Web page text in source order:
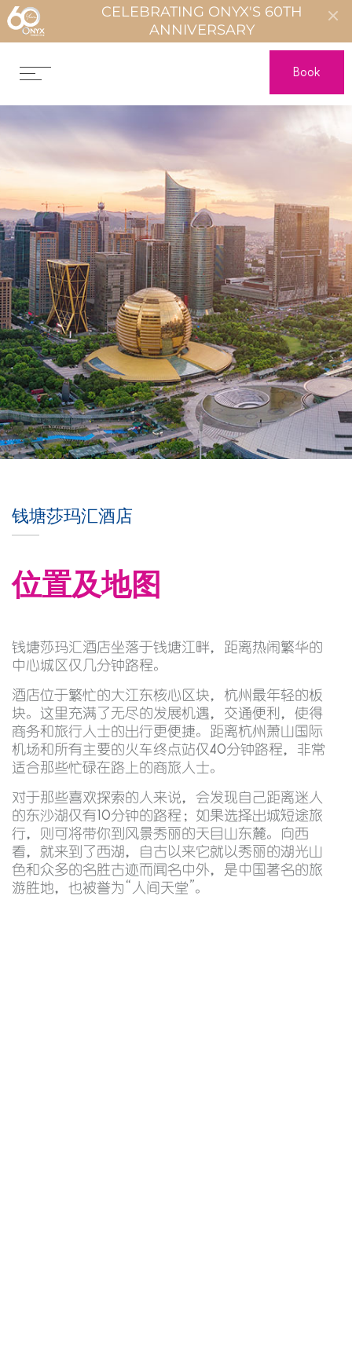
CELEBRATING ONYX'S 60TH
ANNIVERSARY
Book
钱塘莎玛汇酒店
位置及地图
钱塘莎玛汇酒店坐落于钱塘江畔，距离热闹繁华的
中心城区仅几分钟路程。
酒店位于繁忙的大江东核心区块，杭州最年轻的板
块。这里充满了无尽的发展机遇，交通便利，使得
商务和旅行人士的出行更便捷。距离杭州萧山国际
机场和所有主要的火车终点站仅40分钟路程，非常
适合那些忙碌在路上的商旅人士。
对于那些喜欢探索的人来说，会发现自己距离迷人
的东沙湖仅有10分钟的路程；如果选择出城短途旅
行，则可将带你到风景秀丽的天目山东麓。向西
看，就来到了西湖，自古以来它就以秀丽的湖光山
色和众多的名胜古迹而闻名中外，是中国著名的旅
游胜地，也被誉为“人间天堂”。